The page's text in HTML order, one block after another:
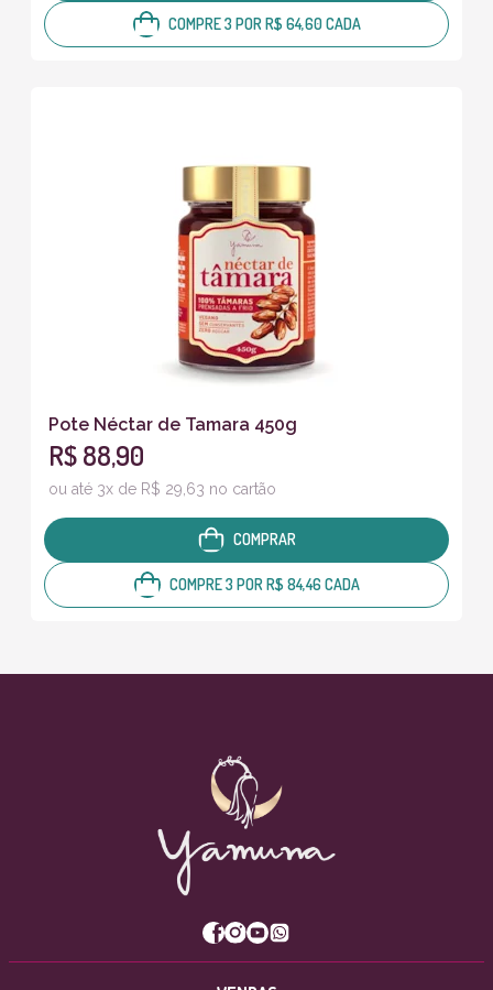
COMPRE 3 POR R$ 64,60 CADA
Pote Néctar de Tamara 450g
R$ 88,90
ou até 3x de R$ 29,63 no cartão
COMPRAR
COMPRE 3 POR R$ 84,46 CADA